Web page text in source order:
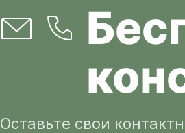
Оставьте свои